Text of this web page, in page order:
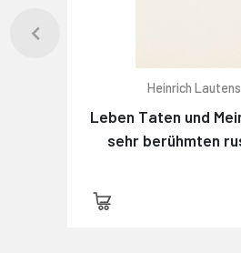
Heinrich
Leben Taten und
sehr berühmten